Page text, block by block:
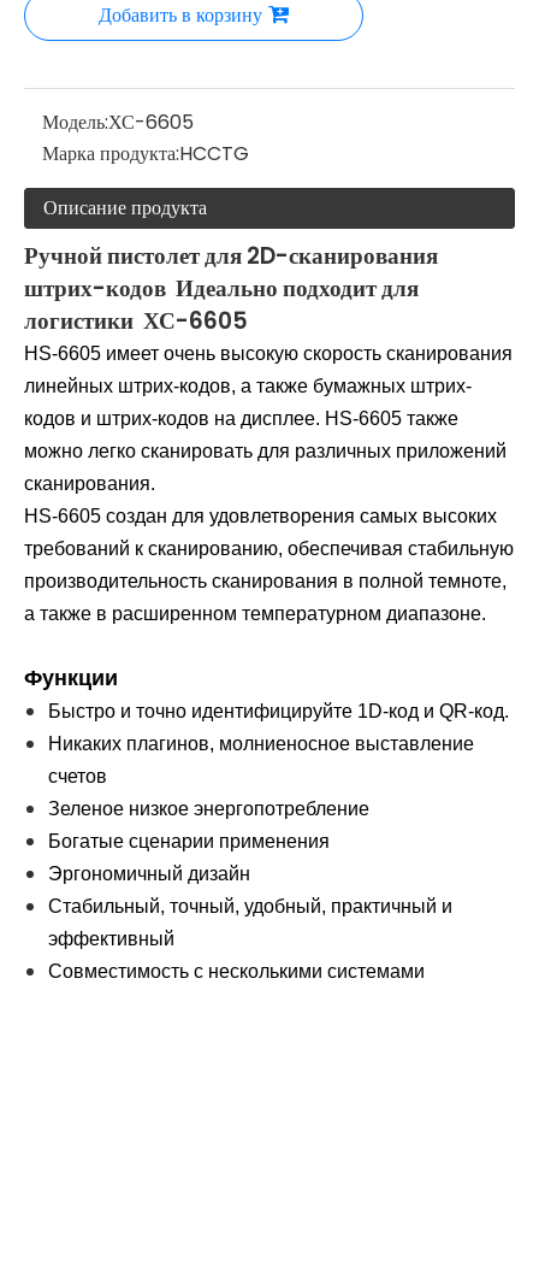
Добавить в корзину
Модель:ХС-6605
Марка продукта:HCCTG
Описание продукта
Ручной пистолет для 2D-сканирования
штрих-кодов Идеально подходит для
логистики ХС-6605
HS-6605 имеет очень высокую скорость сканирования
линейных штрих-кодов, а также бумажных штрих-
кодов и штрих-кодов на дисплее. HS-6605 также
можно легко сканировать для различных приложений
сканирования.
HS-6605 создан для удовлетворения самых высоких
требований к сканированию, обеспечивая стабильную
производительность сканирования в полной темноте,
а также в расширенном температурном диапазоне.
Функции
Быстро и точно идентифицируйте 1D-код и QR-код.
Никаких плагинов, молниеносное выставление
счетов
Зеленое низкое энергопотребление
Богатые сценарии применения
Эргономичный дизайн
Стабильный, точный, удобный, практичный и
эффективный
Совместимость с несколькими системами